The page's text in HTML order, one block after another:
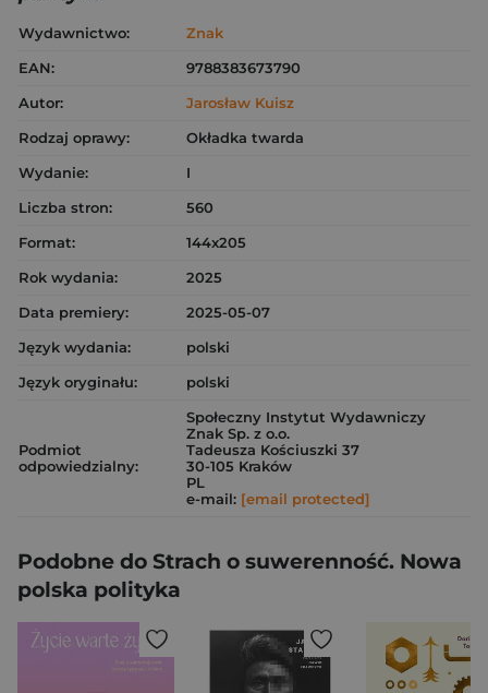
Wydawnictwo:
Znak
EAN:
9788383673790
Autor:
Jarosław Kuisz
Rodzaj oprawy:
Okładka twarda
Wydanie:
I
Liczba stron:
560
Format:
144x205
Rok wydania:
2025
Data premiery:
2025-05-07
Język wydania:
polski
Język oryginału:
polski
Podmiot
odpowiedzialny:
Społeczny Instytut Wydawniczy
Znak Sp. z o.o.
Tadeusza Kościuszki 37
30-105 Kraków
PL
e-mail: [email protected]
Podobne do Strach o suwerenność. Nowa
polska polityka